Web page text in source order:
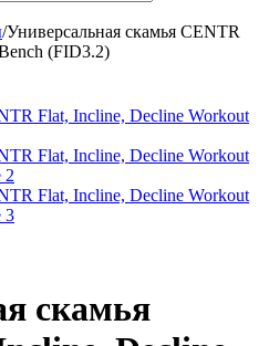
/Универсальная скамья CENTR
(FID3.2)
скамья